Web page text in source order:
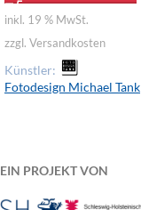
inkl. 19 % MwSt.
zzgl. Versandkosten
Künstler:
Fotodesign Michael Tank
EIN PROJEKT VON